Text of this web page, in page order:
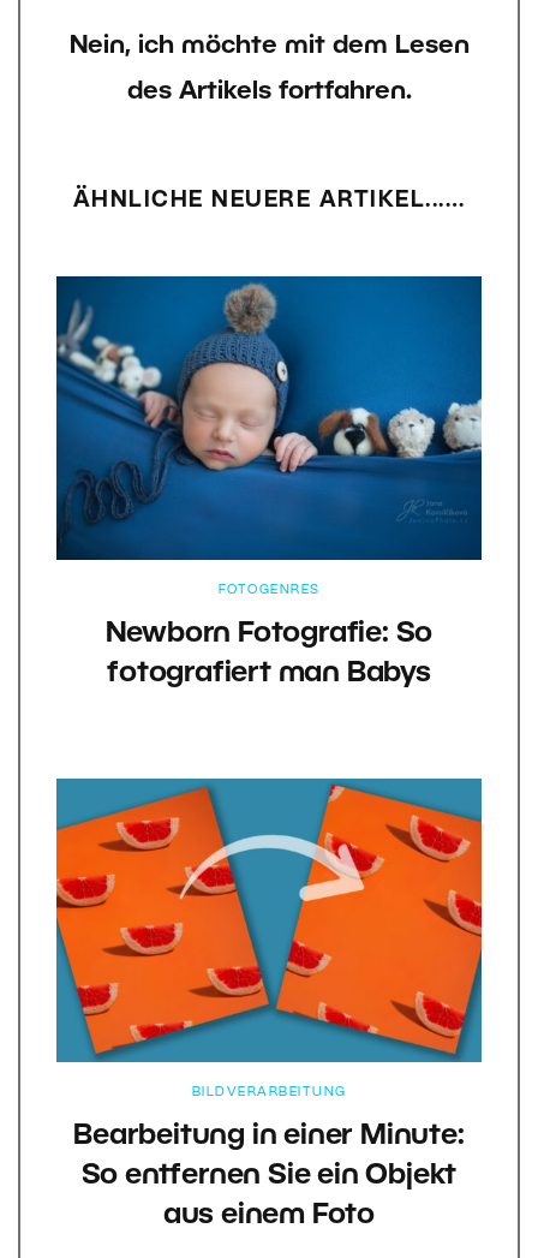
Nein, ich möchte mit dem Lesen
des Artikels fortfahren.
ÄHNLICHE NEUERE ARTIKEL...…
FOTOGENRES
Newborn Fotografie: So
fotografiert man Babys
BILDVERARBEITUNG
Bearbeitung in einer Minute:
So entfernen Sie ein Objekt
aus einem Foto